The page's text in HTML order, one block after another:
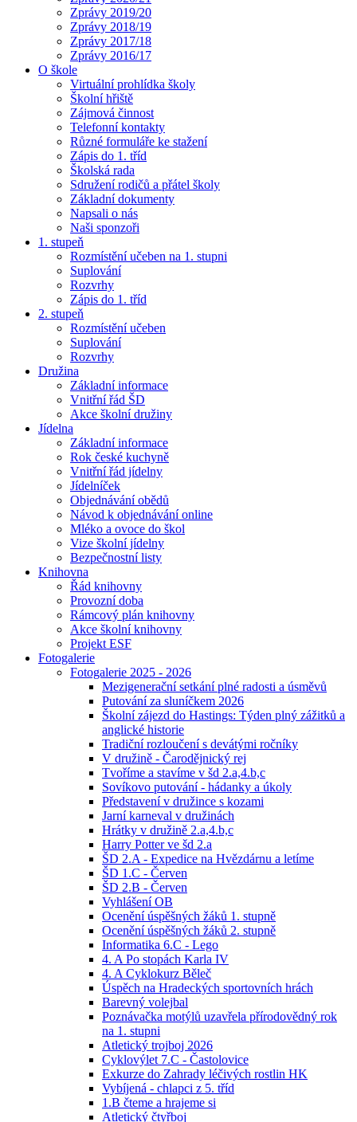
Zprávy 2019/20
Zprávy 2018/19
Zprávy 2017/18
Zprávy 2016/17
O škole
Virtuální prohlídka školy
Školní hřiště
Zájmová činnost
Telefonní kontakty
Různé formuláře ke stažení
Zápis do 1. tříd
Školská rada
Sdružení rodičů a přátel školy
Základní dokumenty
Napsali o nás
Naši sponzoři
1. stupeň
Rozmístění učeben na 1. stupni
Suplování
Rozvrhy
Zápis do 1. tříd
2. stupeň
Rozmístění učeben
Suplování
Rozvrhy
Družina
Základní informace
Vnitřní řád ŠD
Akce školní družiny
Jídelna
Základní informace
Rok české kuchyně
Vnitřní řád jídelny
Jídelníček
Objednávání obědů
Návod k objednávání online
Mléko a ovoce do škol
Vize školní jídelny
Bezpečnostní listy
Knihovna
Řád knihovny
Provozní doba
Rámcový plán knihovny
Akce školní knihovny
Projekt ESF
Fotogalerie
Fotogalerie 2025 - 2026
Mezigenerační setkání plné radosti a úsměvů
Putování za sluníčkem 2026
Školní zájezd do Hastings: Týden plný zážitků a
anglické historie
Tradiční rozloučení s devátými ročníky
V družině - Čarodějnický rej
Tvoříme a stavíme v šd 2.a,4.b,c
Sovíkovo putování - hádanky a úkoly
Představení v družince s kozami
Jarní karneval v družinách
Hrátky v družině 2.a,4.b,c
Harry Potter ve šd 2.a
ŠD 2.A - Expedice na Hvězdárnu a letíme
ŠD 1.C - Červen
ŠD 2.B - Červen
Vyhlášení OB
Ocenění úspěšných žáků 1. stupně
Ocenění úspěšných žáků 2. stupně
Informatika 6.C - Lego
4. A Po stopách Karla IV
4. A Cyklokurz Běleč
Úspěch na Hradeckých sportovních hrách
Barevný volejbal
Poznávačka motýlů uzavřela přírodovědný rok
na 1. stupni
Atletický trojboj 2026
Cyklovýlet 7.C - Častolovice
Exkurze do Zahrady léčivých rostlin HK
Vybíjená - chlapci z 5. tříd
1.B čteme a hrajeme si
Atletický čtyřboj